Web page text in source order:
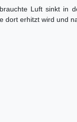
Luft sinkt in
erhitzt wird und